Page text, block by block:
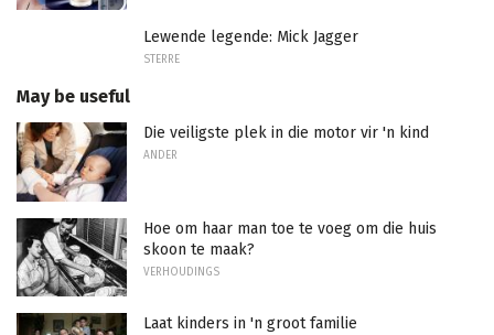
Lewende legende: Mick Jagger
STERRE
May be useful
Die veiligste plek in die motor vir 'n kind
ANDER
Hoe om haar man toe te voeg om die huis
skoon te maak?
VERHOUDINGS
Laat kinders in 'n groot familie